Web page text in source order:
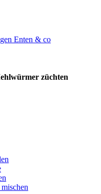
Enten & co
züchten